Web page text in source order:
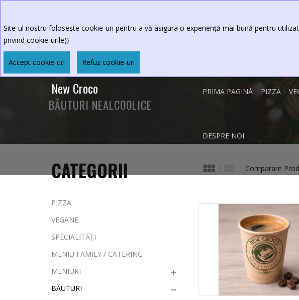
Site-ul nostru folosește cookie-uri pentru a vă asigura o experiență mai bună pentru
privind cookie-urile)}
Accept cookie-uri Refuz cookie-uri
New Croco PRIMA PAGINĂ PIZZA
DESPRE NOI
BĂUTURI NEALCOOLICE
CATEGORII
PIZZA
VEGANE
SPECIALITĂȚI
MENIU FAMILY / CATERING
MENIURI
BĂUTURI
Comparare